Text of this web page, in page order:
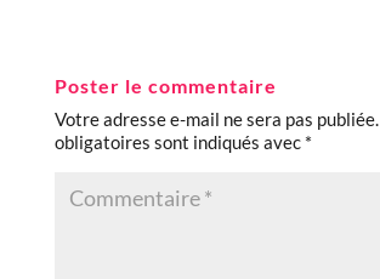
Poster le commentaire
Votre adresse e-mail ne sera pas publiée.
obligatoires sont indiqués avec *